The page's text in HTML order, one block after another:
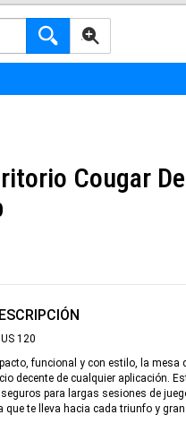
AVANZADA
Cougar
120
funcional y con estilo, la mesa
decente de cualquier aplicación.
para largas sesiones de
que te lleva hacia cada triunfo y gran